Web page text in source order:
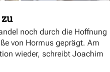
noch durch die Hoffnung
von Hormus geprägt. Am
wieder, schreibt Joachim